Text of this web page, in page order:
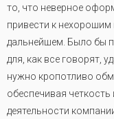
то, что неверное
привести к нехорошим
дальнейшем. Было бы
для, как все говорят,
нужно кропотливо
обеспечивая
деятельности